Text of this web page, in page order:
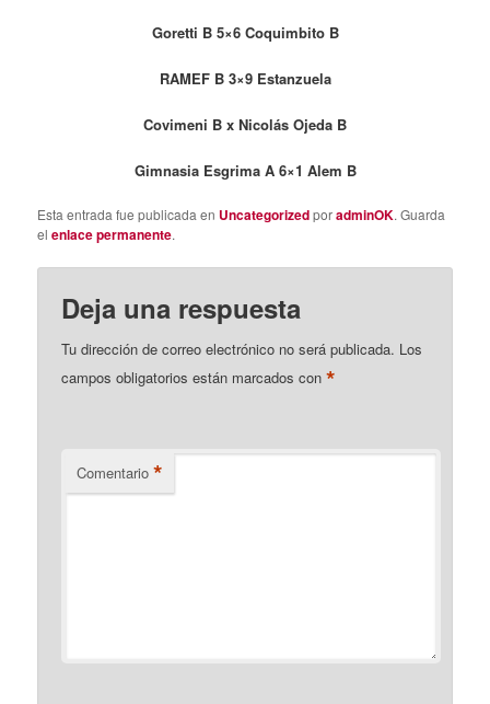
Goretti B 5×6 Coquimbito B
RAMEF B 3×9 Estanzuela
Covimeni B x Nicolás Ojeda B
Gimnasia Esgrima A 6×1 Alem B
Esta entrada fue publicada en UncategorizedporadminOK. Guarda
elenlace permanente.
Deja una respuesta
Tu dirección de correo electrónico no será publicada. Los
campos obligatorios están marcados con*
Comentario *